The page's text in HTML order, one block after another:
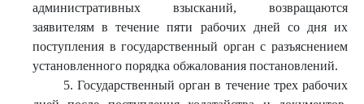
административных взысканий, возвращаются
заявителям в течение пяти рабочих дней со дня их
поступления в государственный орган с разъяснением
установленного порядка обжалования постановлений.
5. Государственный орган в течение трех рабочих